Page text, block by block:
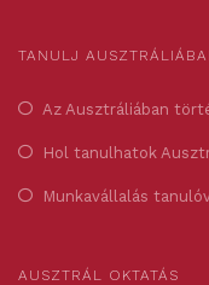
TANULJ
Az Ausztráliában
Hol tanulhatok
Munkavállalás
AUSZTRÁL OKTATÁS